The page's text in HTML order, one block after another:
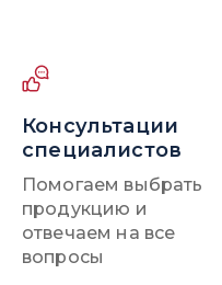
Консультации
специалистов
Помогаем выбрать
продукцию и
отвечаем на все
вопросы